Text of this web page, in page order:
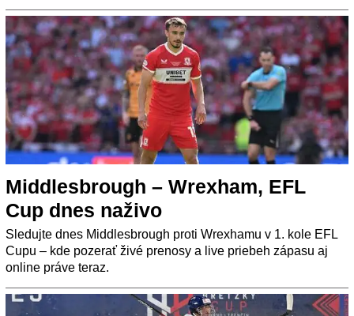
Middlesbrough – Wrexham, EFL
Cup dnes naživo
Sledujte dnes Middlesbrough proti Wrexhamu v 1. kole EFL
Cupu – kde pozerať živé prenosy a live priebeh zápasu aj
online práve teraz.